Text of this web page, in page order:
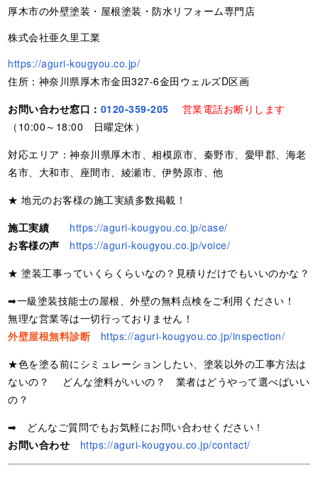
厚木市の外壁塗装・屋根塗装・防水リフォーム専門店
株式会社亜久里工業
https://aguri-kougyou.co.jp/
住所：神奈川県厚木市金田327-6金田ウェルズD区画
お問い合わせ窓口： 0120-359-205
営業電話お断りします
（10:00～18:00 日曜定休）
対応エリア：神奈川県厚木市、相模原市、秦野市、愛甲郡、海老
名市、大和市、座間市、綾瀬市、伊勢原市、他
★ 地元のお客様の施工実績多数掲載！
施工実績
https://aguri-kougyou.co.jp/case/
お客様の声
https://aguri-kougyou.co.jp/voice/
★ 塗装工事っていくらくらいなの？見積りだけでもいいのかな？
➡一級塗装技能士の屋根、外壁の無料点検をご利用ください！
無理な営業等は一切行っておりません！
外壁屋根無料診断
https://aguri-kougyou.co.jp/inspection/
★色を塗る前にシミュレーションしたい、塗装以外の工事方法は
ないの？ どんな塗料がいいの？ 業者はどうやって選べばいい
の？
➡ どんなご質問でもお気軽にお問い合わせください！
お問い合わせ
https://aguri-kougyou.co.jp/contact/